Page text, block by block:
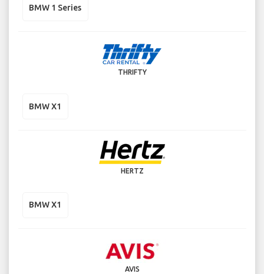
BMW 1 Series
THRIFTY
BMW X1
HERTZ
BMW X1
AVIS